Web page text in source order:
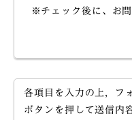
※チェック後に、お
各項目を入力の上，フ
ボタンを押して送信内